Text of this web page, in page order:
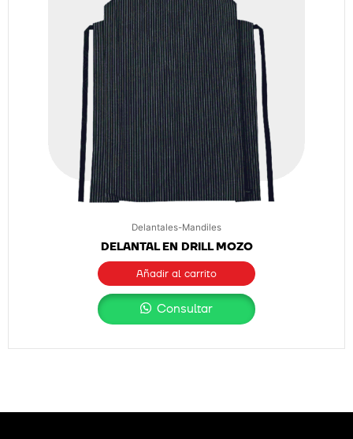
Delantales-Mandiles
DELANTAL EN DRILL MOZO
Añadir al carrito
Consultar